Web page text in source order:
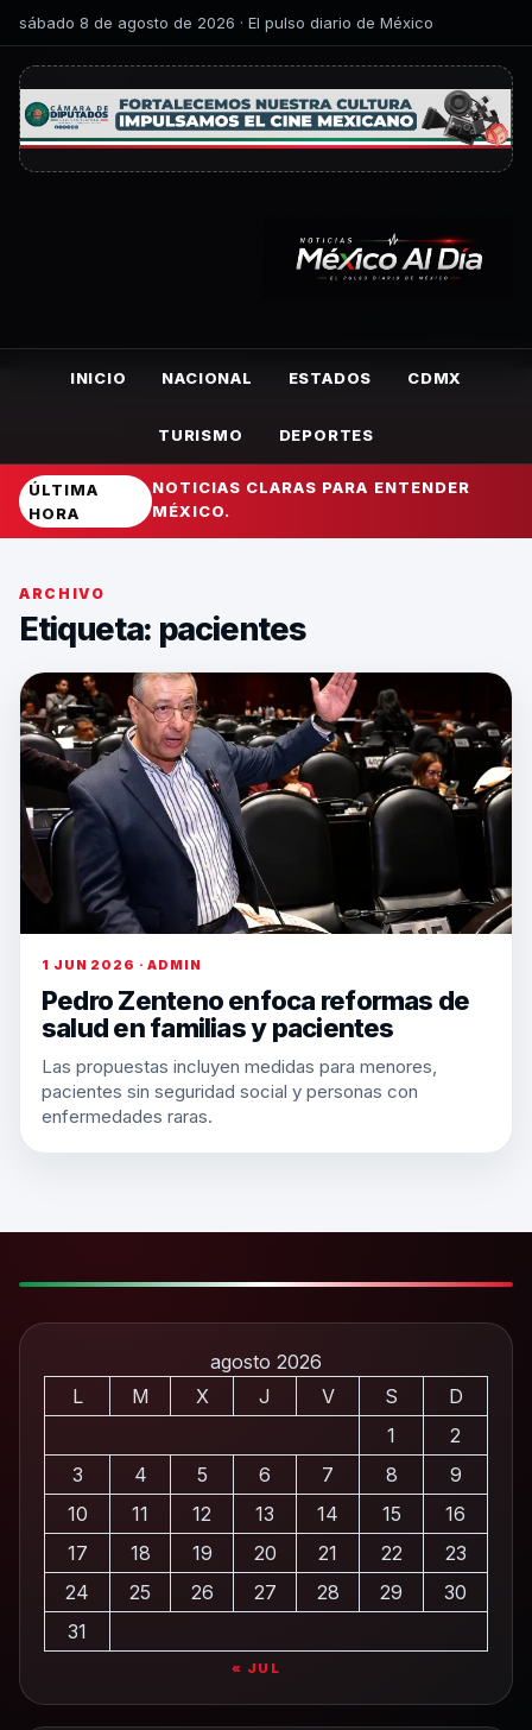
sábado 8 de agosto de 2026 · El pulso diario de México
INICIO NACIONAL ESTADOS CDMX
TURISMO DEPORTES
ÚLTIMA
HORA
NOTICIAS CLARAS PARA ENTENDER
MÉXICO.
ARCHIVO
Etiqueta: pacientes
1 JUN 2026 · ADMIN
Pedro Zenteno enfoca reformas de
salud en familias y pacientes
Las propuestas incluyen medidas para menores,
pacientes sin seguridad social y personas con
enfermedades raras.
agosto 2026
L
M X J V S
D
1
2
3
4 5 6 7 8
9
10
11 12 13 14 15
16
17
18 19 20 21 22
23
24
25 26 27 28 29
30
31
« JUL